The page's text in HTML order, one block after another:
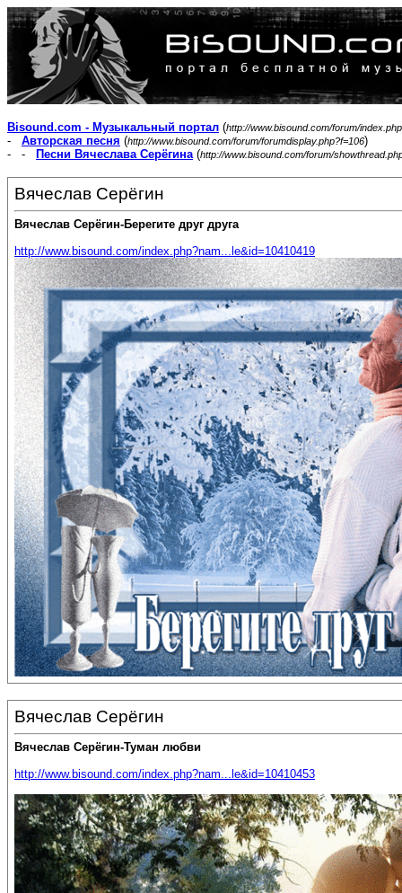
Bisound.com - Музыкальный портал (http://www.bisound.com/forum/index.php
- Авторская песня (http://www.bisound.com/forum/forumdisplay.php?f=106)
- -
Песни Вячеслава Серёгина(http://www.bisound.com/forum/
Вячеслав Серёгин
Вячеслав Серёгин-Берегите друг друга
http://www.bisound.com/index.php?nam...le&id=10410419
Вячеслав Серёгин
Вячеслав Серёгин-Туман любви
http://www.bisound.com/index.php?nam...le&id=10410453